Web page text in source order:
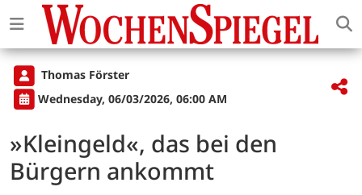
Thomas Förster
Wednesday, 06/03/2026, 06:00 AM
»Kleingeld«, das bei den
Bürgern ankommt